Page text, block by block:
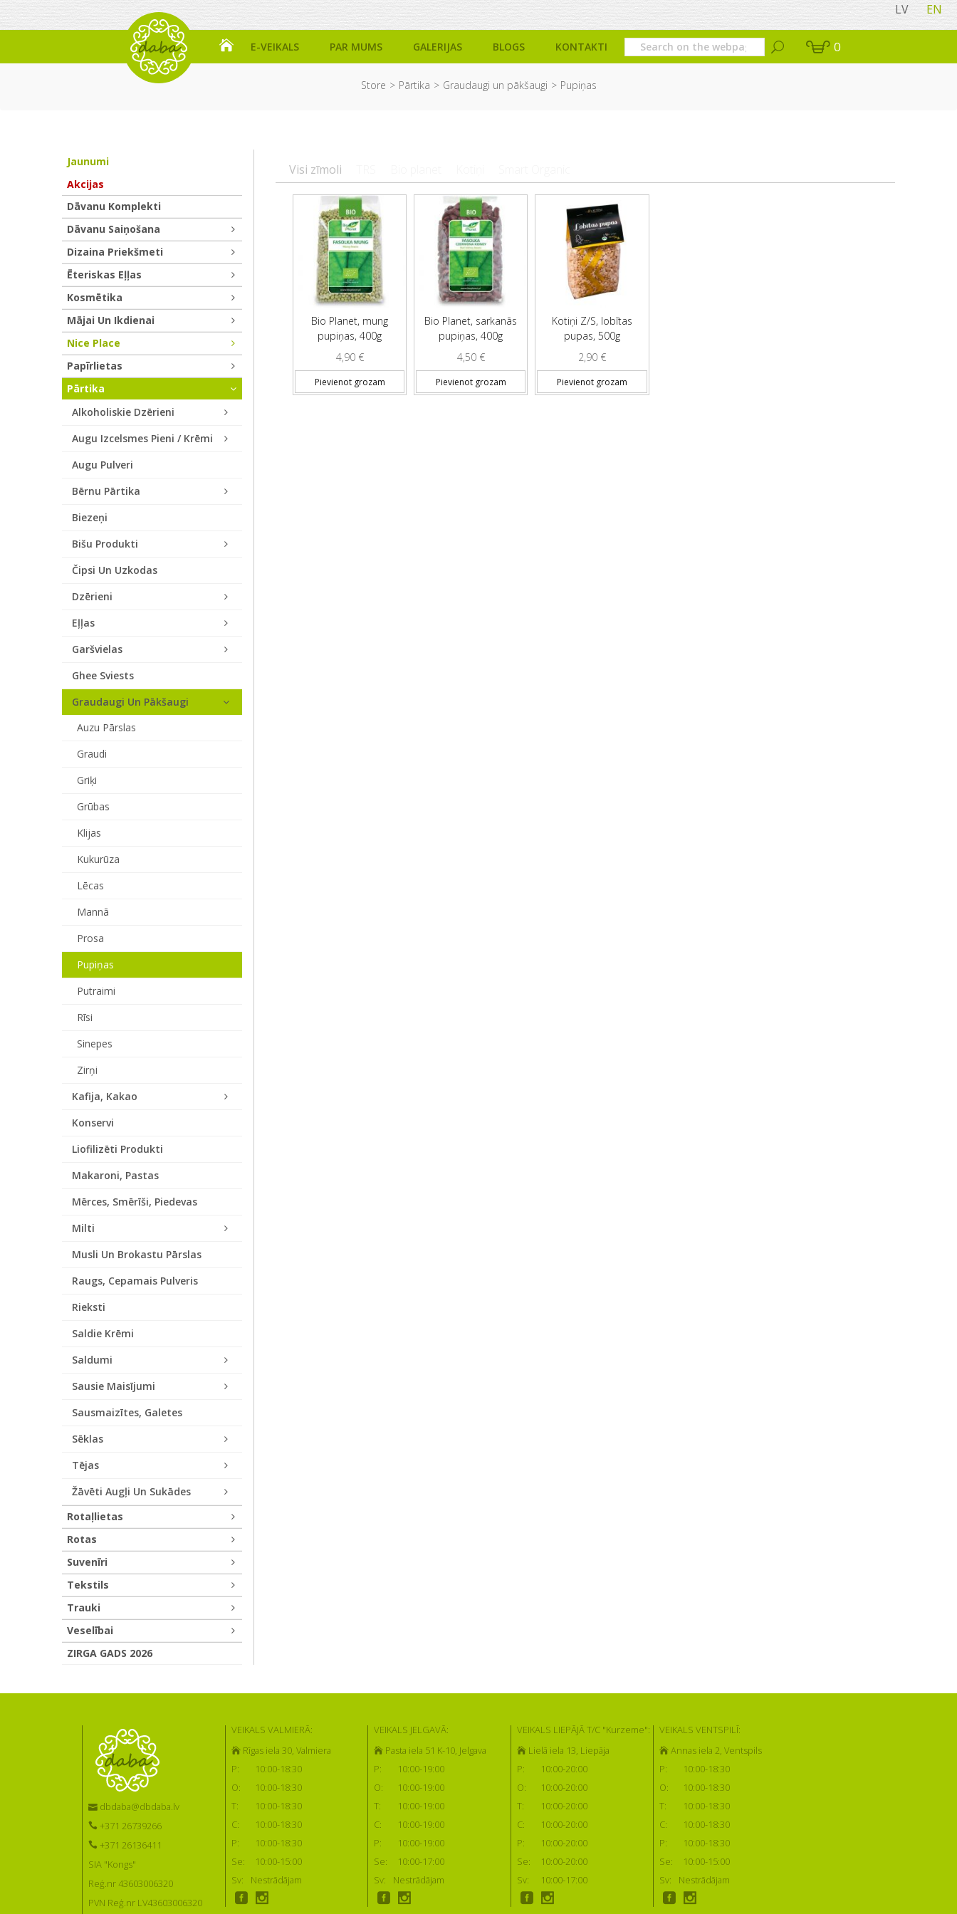
LV EN
E-VEIKALS PAR MUMS GALERIJAS BLOGS KONTAKTI 0
Store Pārtika Graudaugi un pākšaugi Pupiņas
Visi zīmoli
Bio Planet, mung
pupiņas, 400g
4,90 €
Pievienot grozam
Bio Planet, sarkanās
pupiņas, 400g
4,50 €
Pievienot grozam
Kotiņi Z/S, lobītas
pupas, 500g
2,90 €
Pievienot grozam
Jaunumi
Akcijas
Dāvanu Komplekti
Dāvanu Saiņošana
Dizaina Priekšmeti
Ēteriskas Eļļas
Kosmētika
Mājai Un Ikdienai
Nice Place
Papīrlietas
Pārtika
Alkoholiskie Dzērieni
Augu Izcelsmes Pieni / Krēmi
Augu Pulveri
Bērnu Pārtika
Biezeņi
Bišu Produkti
Čipsi Un Uzkodas
Dzērieni
Eļļas
Garšvielas
Ghee Sviests
Graudaugi Un Pākšaugi
Auzu Pārslas
Graudi
Griķi
Grūbas
Klijas
Kukurūza
Lēcas
Mannā
Prosa
Pupiņas
Putraimi
Rīsi
Sinepes
Zirņi
Kafija, Kakao
Konservi
Liofilizēti Produkti
Makaroni, Pastas
Mērces, Smērīši, Piedevas
Milti
Musli Un Brokastu Pārslas
Raugs, Cepamais Pulveris
Rieksti
Saldie Krēmi
Saldumi
Sausie Maisījumi
Sausmaizītes, Galetes
Sēklas
Tējas
Žāvēti Augļi Un Sukādes
Rotaļlietas
Rotas
Suvenīri
Tekstils
Trauki
Veselībai
ZIRGA GADS 2026
dbdaba@dbdaba.lv
+371 26739266
+371 26136411
SIA "Kongs"
Reģ.nr 43603006320
PVN Reģ.nr LV43603006320
VEIKALS VALMIERĀ:
Rīgas iela 30, Valmiera
P:
10:00-18:30
O:
10:00-18:30
T:
10:00-18:30
C:
10:00-18:30
P:
10:00-18:30
Se:
10:00-15:00
Sv:
Nestrādājam
VEIKALS JELGAVĀ:
Pasta iela 51 K-10, Jelgava
P:
10:00-19:00
O:
10:00-19:00
T:
10:00-19:00
C:
10:00-19:00
P:
10:00-19:00
Se:
10:00-17:00
Sv:
Nestrādājam
VEIKALS LIEPĀJĀ T/C "Kurzeme":
Lielā iela 13, Liepāja
P:
10:00-20:00
O:
10:00-20:00
T:
10:00-20:00
C:
10:00-20:00
P:
10:00-20:00
Se:
10:00-20:00
Sv:
10:00-17:00
VEIKALS VENTSPILĪ:
Annas iela 2, Ventspils
P:
10:00-18:30
O:
10:00-18:30
T:
10:00-18:30
C:
10:00-18:30
P:
10:00-18:30
Se:
10:00-15:00
Sv:
Nestrādājam